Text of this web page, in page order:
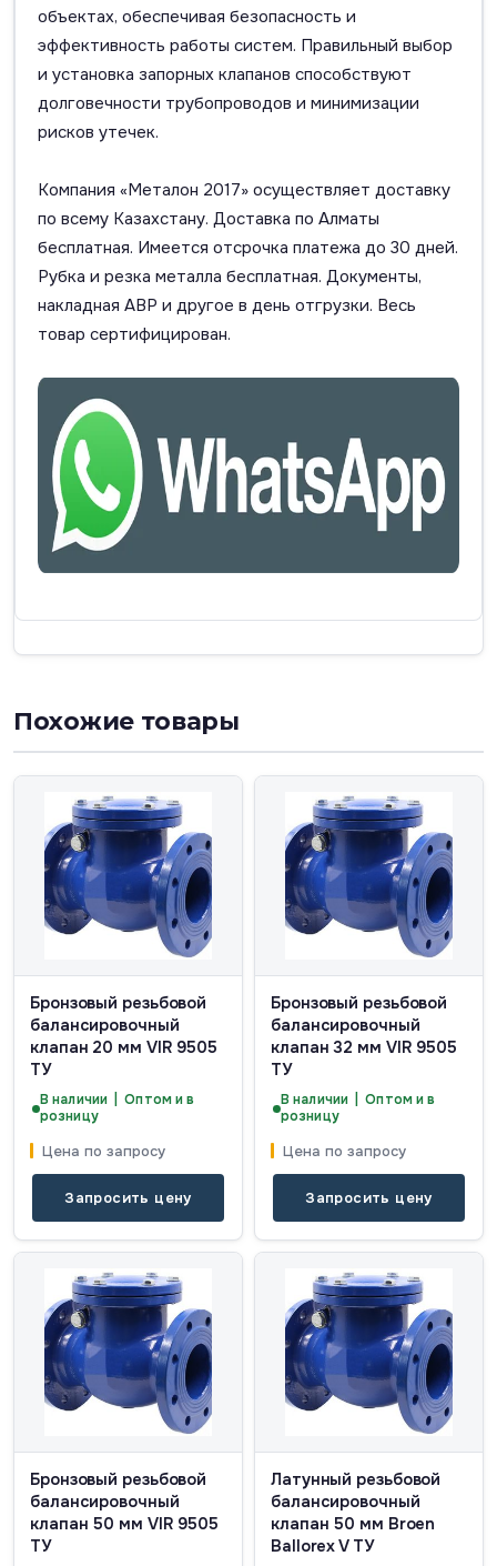
объектах, обеспечивая безопасность и
эффективность работы систем. Правильный выбор
и установка запорных клапанов способствуют
долговечности трубопроводов и минимизации
рисков утечек.
Компания «Металон 2017» осуществляет доставку
по всему Казахстану. Доставка по Алматы
бесплатная. Имеется отсрочка платежа до 30 дней.
Рубка и резка металла бесплатная. Документы,
накладная АВР и другое в день отгрузки. Весь
товар сертифицирован.
Похожие товары
Бронзовый резьбовой
балансировочный
клапан 20 мм VIR 9505
ТУ
В наличии | Оптом и в
розницу
Цена по запросу
Запросить цену
Бронзовый резьбовой
балансировочный
клапан 32 мм VIR 9505
ТУ
В наличии | Оптом и в
розницу
Цена по запросу
Запросить цену
Бронзовый резьбовой
балансировочный
клапан 50 мм VIR 9505
ТУ
Латунный резьбовой
балансировочный
клапан 50 мм Broen
Ballorex V ТУ